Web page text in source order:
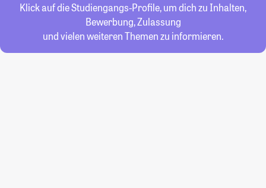
Klick auf die Studiengangs-Profile, um dich zu Inhalten,
Bewerbung, Zulassung
und vielen weiteren Themen zu informieren.